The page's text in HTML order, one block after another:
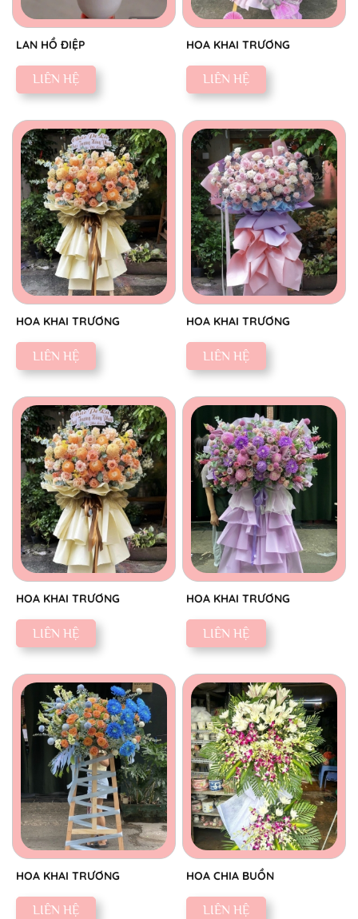
LAN HỒ ĐIỆP
LIÊN HỆ
HOA KHAI TRƯƠNG
LIÊN HỆ
HOA KHAI TRƯƠNG
LIÊN HỆ
HOA KHAI TRƯƠNG
LIÊN HỆ
HOA KHAI TRƯƠNG
LIÊN HỆ
HOA KHAI TRƯƠNG
LIÊN HỆ
HOA KHAI TRƯƠNG
LIÊN HỆ
HOA CHIA BUỒN
LIÊN HỆ